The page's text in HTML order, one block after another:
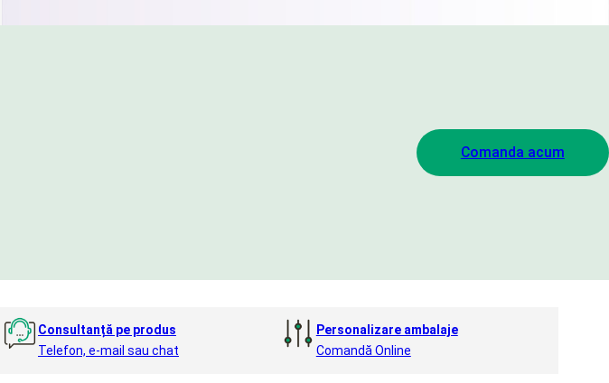
Comanda acum
Consultanță pe produs
Telefon, e-mail sau chat
Personalizare ambalaje
Comandă Online